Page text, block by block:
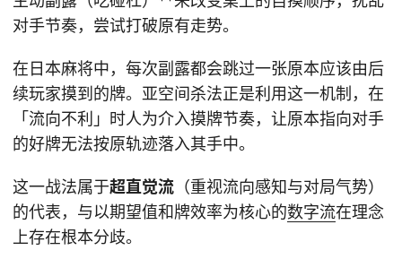
对手节奏，尝试打破原有走势。
在日本麻将中，每次副露都会跳过一张原本应该由后
续玩家摸到的牌。亚空间杀法正是利用这一机制，在
「流向不利」时人为介入摸牌节奏，让原本指向对手
的好牌无法按原轨迹落入其手中。
这一战法属于超直觉流 （重视流向感知与对局气势）
的代表，与以期望值和牌效率为核心的数字流在理念
上存在根本分歧。